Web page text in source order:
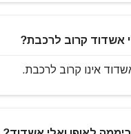
אשדוד קרוב לרכבת?
אינו קרוב לרכבת.